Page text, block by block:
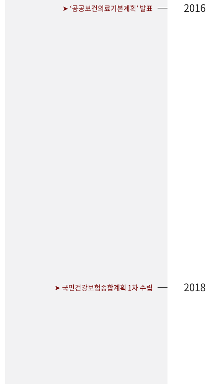
➤ ‘공공보건의료기본계획’ 발표 2016
➤ 국민건강보험종합계획 1차 수립 2018